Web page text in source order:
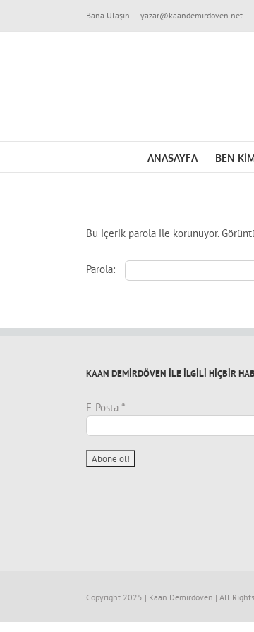
Bana Ulaşın | yazar@kaandemirdoven.net
ANASAYFA BEN
Bu içerik parola ile korunuyor.
Parola:
KAAN DEMİRDÖVEN İLE İLGİLİ HİÇBİR
E-Posta *
Copyright 2025 | Kaan Demirdöven | All